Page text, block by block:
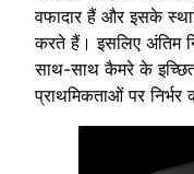
वफादार हैं और इसके
करते हैं। इसलिए अंतिम
साथ-साथ कैमरे के
प्राथमिकताओं पर निर्भर